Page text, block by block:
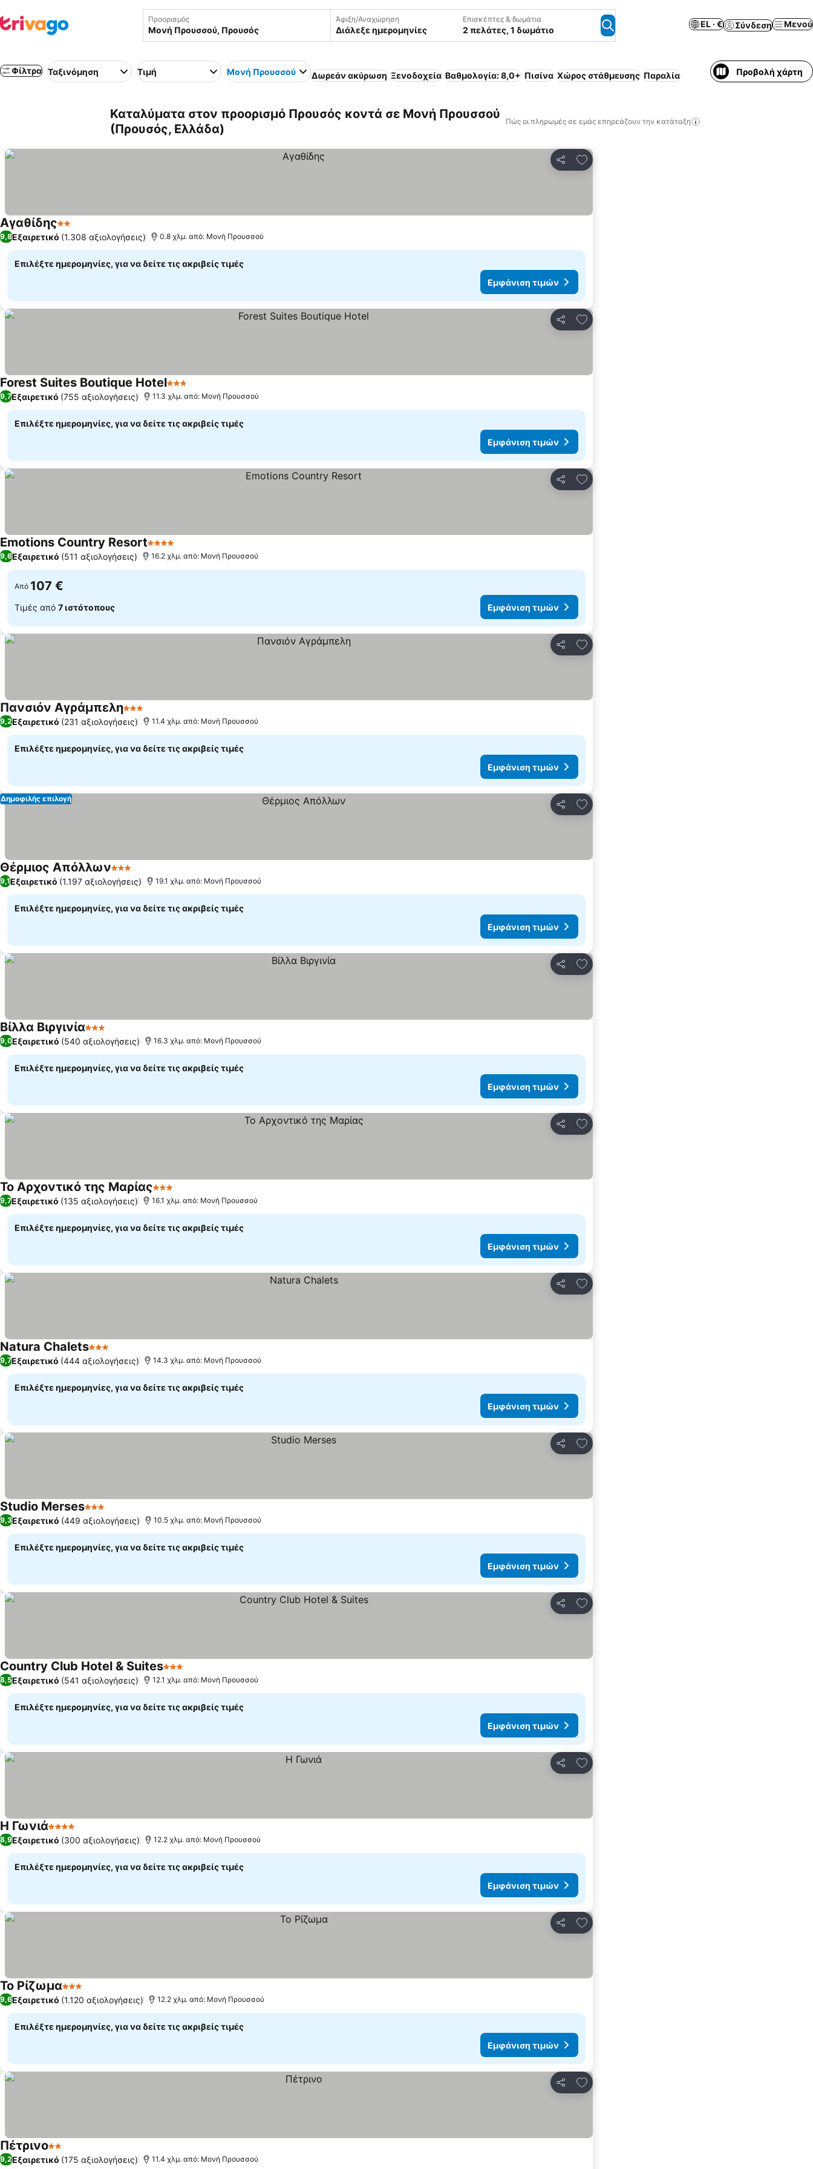
Προορισμός Άφιξη/Αναχώρηση
Διάλεξε ημερομηνίες
Επισκέπτες & δωμάτια
2 πελάτες, 1 δωμάτιο
EL · € Σύνδεση Μενού
Φίλτρα Ταξινόμηση Τιμή Μονή Προυσσού Δωρεάν ακύρωση Ξενοδοχεία Βαθμολογία: 8,0+ Πισίνα Χώρος στάθμευσης Παραλία Προβολή χάρτη
Καταλύματα στον προορισμό Προυσός κοντά σε Μονή Προυσσού
(Προυσός, Ελλάδα)
Πώς οι πληρωμές σε εμάς επηρεάζουν την κατάταξη
Κοινοποίηση
Προσθήκη στα αγαπημένα
Αγαθίδης2 Αστέρια
9,8Εξαιρετικό (1.308 αξιολογήσεις) 0.8 χλμ. από: Μονή Προυσσού
Επιλέξτε ημερομηνίες, για να δείτε τις ακριβείς τιμές
Εμφάνιση τιμών
Κοινοποίηση
Προσθήκη στα αγαπημένα
Forest Suites Boutique Hotel3 Αστέρια
9,7Εξαιρετικό (755 αξιολογήσεις) 11.3 χλμ. από: Μονή Προυσσού
Επιλέξτε ημερομηνίες, για να δείτε τις ακριβείς τιμές
Εμφάνιση τιμών
Κοινοποίηση
Προσθήκη στα αγαπημένα
Emotions Country Resort4 Αστέρια
9,6Εξαιρετικό (511 αξιολογήσεις) 16.2 χλμ. από: Μονή Προυσσού
Από 107 €
Τιμές από 7 ιστότοπους Εμφάνιση τιμών
Κοινοποίηση
Προσθήκη στα αγαπημένα
Πανσιόν Αγράμπελη3 ΑστέριαΕμφάνιση τιμών
9,2Εξαιρετικό (231 αξιολογήσεις) 11.4 χλμ. από: Μονή Προυσσού
Επιλέξτε ημερομηνίες, για να δείτε τις ακριβείς τιμές
Εμφάνιση τιμών
Κοινοποίηση
Προσθήκη στα αγαπημένα
Δημοφιλής επιλογή
Θέρμιος Απόλλων3 ΑστέριαΕμφάνιση τιμών
9,1Εξαιρετικό (1.197 αξιολογήσεις) 19.1 χλμ. από: Μονή Προυσσού
Επιλέξτε ημερομηνίες, για να δείτε τις ακριβείς τιμές
Εμφάνιση τιμών
Κοινοποίηση
Προσθήκη στα αγαπημένα
Βίλλα Βιργινία3 ΑστέριαΕμφάνιση τιμών
9,0Εξαιρετικό (540 αξιολογήσεις) 16.3 χλμ. από: Μονή Προυσσού
Επιλέξτε ημερομηνίες, για να δείτε τις ακριβείς τιμές
Εμφάνιση τιμών
Κοινοποίηση
Προσθήκη στα αγαπημένα
Το Αρχοντικό της Μαρίας3 Αστέρια
9,7Εξαιρετικό (135 αξιολογήσεις) 16.1 χλμ. από: Μονή Προυσσού
Επιλέξτε ημερομηνίες, για να δείτε τις ακριβείς τιμές
Εμφάνιση τιμών
Κοινοποίηση
Προσθήκη στα αγαπημένα
Natura Chalets3 ΑστέριαΕμφάνιση τιμών
9,7Εξαιρετικό (444 αξιολογήσεις) 14.3 χλμ. από: Μονή Προυσσού
Επιλέξτε ημερομηνίες, για να δείτε τις ακριβείς τιμές
Εμφάνιση τιμών
Κοινοποίηση
Προσθήκη στα αγαπημένα
Studio Merses3 ΑστέριαΕμφάνιση τιμών
9,3Εξαιρετικό (449 αξιολογήσεις) 10.5 χλμ. από: Μονή Προυσσού
Επιλέξτε ημερομηνίες, για να δείτε τις ακριβείς τιμές
Εμφάνιση τιμών
Κοινοποίηση
Προσθήκη στα αγαπημένα
Country Club Hotel & Suites3 Αστέρια
8,5Εξαιρετικό (541 αξιολογήσεις) 12.1 χλμ. από: Μονή Προυσσού
Επιλέξτε ημερομηνίες, για να δείτε τις ακριβείς τιμές
Εμφάνιση τιμών
Κοινοποίηση
Προσθήκη στα αγαπημένα
Η Γωνιά4 ΑστέριαΕμφάνιση τιμών
8,9Εξαιρετικό (300 αξιολογήσεις) 12.2 χλμ. από: Μονή Προυσσού
Επιλέξτε ημερομηνίες, για να δείτε τις ακριβείς τιμές
Εμφάνιση τιμών
Κοινοποίηση
Προσθήκη στα αγαπημένα
Το Ρίζωμα3 ΑστέριαΕμφάνιση τιμών
9,6Εξαιρετικό (1.120 αξιολογήσεις) 12.2 χλμ. από: Μονή Προυσσού
Επιλέξτε ημερομηνίες, για να δείτε τις ακριβείς τιμές
Εμφάνιση τιμών
Κοινοποίηση
Προσθήκη στα αγαπημένα
Πέτρινο2 Αστέρια
9,2Εξαιρετικό (175 αξιολογήσεις) 11.4 χλμ. από: Μονή Προυσσού